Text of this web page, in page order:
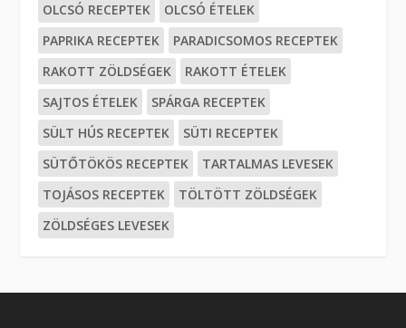
OLCSÓ RECEPTEK
OLCSÓ ÉTELEK
PAPRIKA RECEPTEK
PARADICSOMOS RECEPTEK
RAKOTT ZÖLDSÉGEK
RAKOTT ÉTELEK
SAJTOS ÉTELEK
SPÁRGA RECEPTEK
SÜLT HÚS RECEPTEK
SÜTI RECEPTEK
SÜTŐTÖKÖS RECEPTEK
TARTALMAS LEVESEK
TOJÁSOS RECEPTEK
TÖLTÖTT ZÖLDSÉGEK
ZÖLDSÉGES LEVESEK